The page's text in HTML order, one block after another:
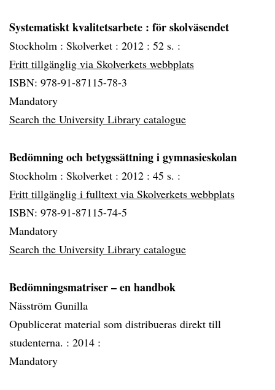
Systematiskt kvalitetsarbete : för skolväsendet
Stockholm : Skolverket : 2012 : 52 s. :
Fritt tillgänglig via Skolverkets webbplats
ISBN: 978-91-87115-78-3
Mandatory
Search the University Library catalogue
Bedömning och betygssättning i gymnasieskolan
Stockholm : Skolverket : 2012 : 45 s. :
Fritt tillgänglig i fulltext via Skolverkets webbplats
ISBN: 978-91-87115-74-5
Mandatory
Search the University Library catalogue
Bedömningsmatriser – en handbok
Näsström Gunilla
Opublicerat material som distribueras direkt till
studenterna. : 2014 :
Mandatory